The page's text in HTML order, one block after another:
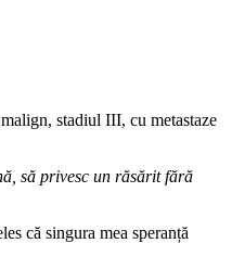
stadiul III, cu metastaze
să privesc un răsărit fără
că singura mea speranță